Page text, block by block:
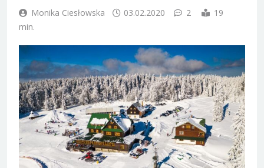
Monika Ciesłowska 03.02.2020 2
19
min.